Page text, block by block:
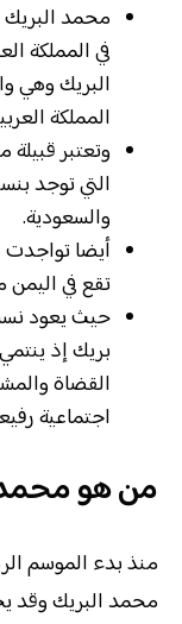
محمد
في المملكة
البريك وهي
المملكة
وتعتبر
التي توجد
والسعودية.
أيضا تواجدت
تقع في
حيث يعود
بريك إذ
القضاة
اجتماعية
من هو
منذ بدء الموسم
محمد البريك وقد